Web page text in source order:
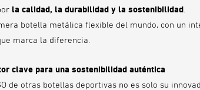
la calidad, la durabilidad y la sostenibilidad
botella metálica flexible del mundo, con un
marca la diferencia.
clave para una sostenibilidad auténtica
de otras botellas deportivas no es solo su